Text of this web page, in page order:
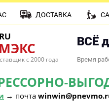
с 2000 года
ВСЁ
Время
→ почта
ДОСТАВКА